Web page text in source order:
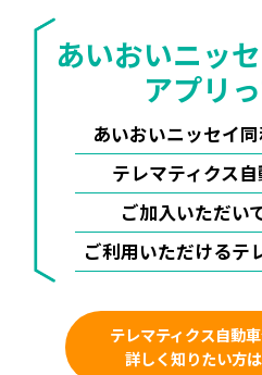
あいおいニッ
アプリ
あいおいニッセイ
テレマティクス
ご加入いただい
ご利用いただけるテ
テレマティクス自動
詳しく知りたい方